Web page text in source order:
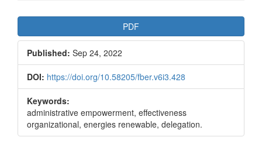
Article
Sidebar
PDF
Published: Sep 24, 2022
DOI: https://doi.org/10.58205/fber.v6i3.428
Keywords:
administrative empowerment, effectiveness
organizational, energies renewable, delegation.